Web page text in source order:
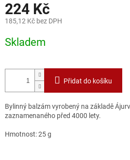
224 Kč
185,12 Kč bez DPH
cena:
Skladem
Přidat do košíku
Bylinný balzám vyrobený na základě
zaznamenaného před 4000 lety.
Hmotnost: 25 g